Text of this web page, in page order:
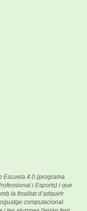
Escuela 4.0 (programa
i Esports) i que
la finalitat d’adquirir
computacional.